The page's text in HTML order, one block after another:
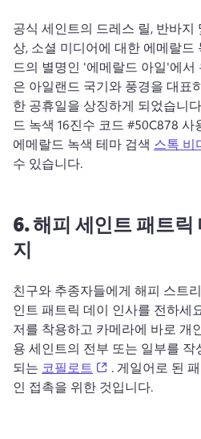
공식 세인트의 드레스 릴, 반바지
상, 소셜 미디어에 대한 에메랄드
드의 별명인 '에메랄드 아일'에
은 아일랜드 국기와 풍경을 대표
한 공휴일을 상징하게 되었습니
드 녹색 16진수 코드 #50C878 사
에메랄드 녹색 테마 검색 스톡 비
수 있습니다.
6.해피 세인트패트릭
지
친구와 추종자들에게 해피 스트
인트 패트릭 데이 인사를 전하세
저를 착용하고 카메라에 바로 개
용 세인트의 전부 또는 일부를
되는 코필로트 (opens in a new
. 게일어로 된
인 접촉을 위한 것입니다.